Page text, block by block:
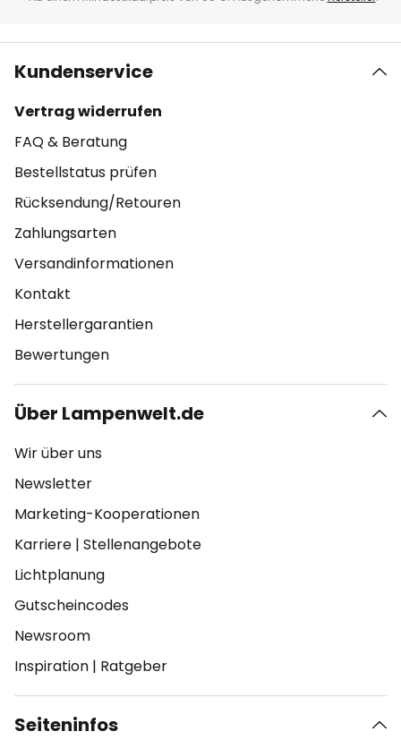
Kundenservice
Vertrag widerrufen
FAQ & Beratung
Bestellstatus prüfen
Rücksendung/Retouren
Zahlungsarten
Versandinformationen
Kontakt
Herstellergarantien
Bewertungen
Über Lampenwelt.de
Wir über uns
Newsletter
Marketing-Kooperationen
Karriere | Stellenangebote
Lichtplanung
Gutscheincodes
Newsroom
Inspiration | Ratgeber
Seiteninfos